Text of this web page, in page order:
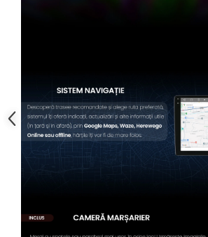
Conectică Skoda
Conectică Honda
Conectică Chevrolet
Conectică Renault